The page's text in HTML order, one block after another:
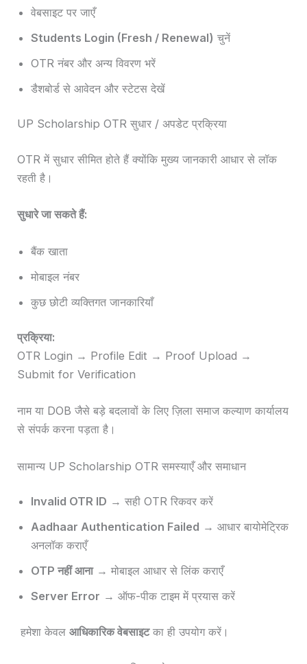
वेबसाइट पर जाएँ
Students Login (Fresh / Renewal) चुनें
OTR नंबर और अन्य विवरण भरें
डैशबोर्ड से आवेदन और स्टेटस देखें
UP Scholarship OTR सुधार / अपडेट प्रक्रिया
OTR में सुधार सीमित होते हैं क्योंकि मुख्य जानकारी आधार से लॉक
रहती है।
सुधारे जा सकते हैं:
बैंक खाता
मोबाइल नंबर
कुछ छोटी व्यक्तिगत जानकारियाँ
प्रक्रिया:
OTR Login → Profile Edit → Proof Upload →
Submit for Verification
नाम या DOB जैसे बड़े बदलावों के लिए ज़िला समाज कल्याण कार्यालय
से संपर्क करना पड़ता है।
सामान्य UP Scholarship OTR समस्याएँ और समाधान
Invalid OTR ID → सही OTR रिकवर करें
Aadhaar Authentication Failed → आधार बायोमेट्रिक
अनलॉक कराएँ
OTP नहीं आना→ मोबाइल आधार से लिंक कराएँ
Server Error → ऑफ-पीक टाइम में प्रयास करें
हमेशा केवलआधिकारिक वेबसाइटका ही उपयोग करें।